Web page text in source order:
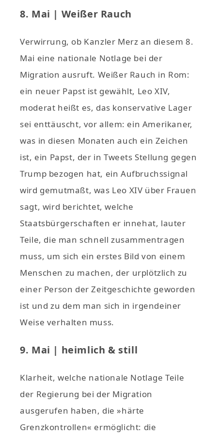
8. Mai | Weißer Rauch
Verwirrung, ob Kanzler Merz an diesem 8.
Mai eine nationale Notlage bei der
Migration ausruft. Weißer Rauch in Rom:
ein neuer Papst ist gewählt, Leo XIV,
moderat heißt es, das konservative Lager
sei enttäuscht, vor allem: ein Amerikaner,
was in diesen Monaten auch ein Zeichen
ist, ein Papst, der in Tweets Stellung gegen
Trump bezogen hat, ein Aufbruchssignal
wird gemutmaßt, was Leo XIV über Frauen
sagt, wird berichtet, welche
Staatsbürgerschaften er innehat, lauter
Teile, die man schnell zusammentragen
muss, um sich ein erstes Bild von einem
Menschen zu machen, der urplötzlich zu
einer Person der Zeitgeschichte geworden
ist und zu dem man sich in irgendeiner
Weise verhalten muss.
9. Mai | heimlich & still
Klarheit, welche nationale Notlage Teile
der Regierung bei der Migration
ausgerufen haben, die »härte
Grenzkontrollen« ermöglicht: die